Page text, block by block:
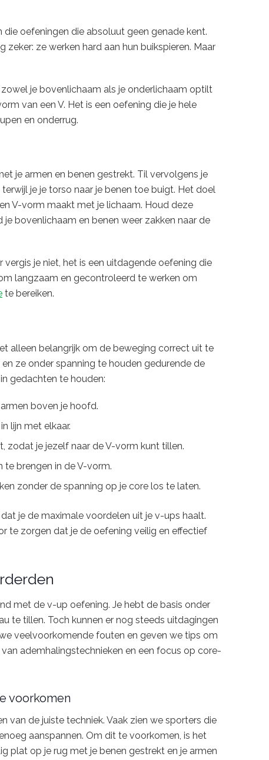
oefeningen die absoluut geen genade kent.
ze werken hard aan hun buikspieren. Maar
je bovenlichaam als je onderlichaam optilt
van een V. Het is een oefening die je hele
en onderrug.
je armen en benen gestrekt. Til vervolgens je
je je torso naar je benen toe buigt. Het doel
V-vorm maakt met je lichaam. Houd deze
bovenlichaam en benen weer zakken naar de
je niet, het is een uitdagende oefening die
langzaam en gecontroleerd te werken om
te bereiken.
alleen belangrijk om de beweging correct uit te
ze onder spanning te houden gedurende de
gedachten te houden:
boven je hoofd.
lijn met elkaar.
zodat je jezelf naar de V-vorm kunt tillen.
te brengen in de V-vorm.
zonder de spanning op je core los te laten.
je de maximale voordelen uit je v-ups haalt.
te zorgen dat je de oefening veilig en effectief
met de v-up oefening. Je hebt de basis onder
te tillen. Toch kunnen er nog steeds uitdagingen
veelvoorkomende fouten en geven we tips om
ademhalingstechnieken en een focus op core-
voorkomen
van de juiste techniek. Vaak zien we sporters die
aanspannen. Om dit te voorkomen, is het
plat op je rug met je benen gestrekt en je armen